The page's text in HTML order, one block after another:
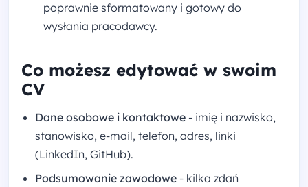
poprawnie sformatowany i gotowy do
wysłania pracodawcy.
Co możesz edytować w swoim
CV
Dane osobowe i kontaktowe - imię i nazwisko,
stanowisko, e-mail, telefon, adres, linki
(LinkedIn, GitHub).
Podsumowanie zawodowe - kilka zdań